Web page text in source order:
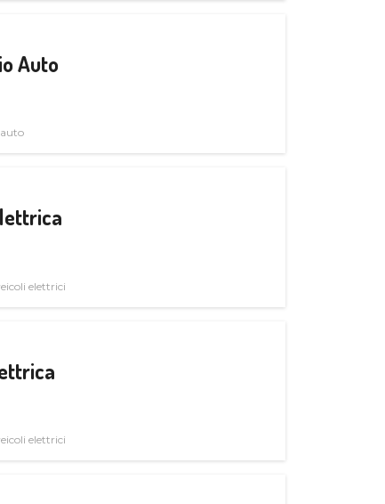
Auto
elettrici
elettrici